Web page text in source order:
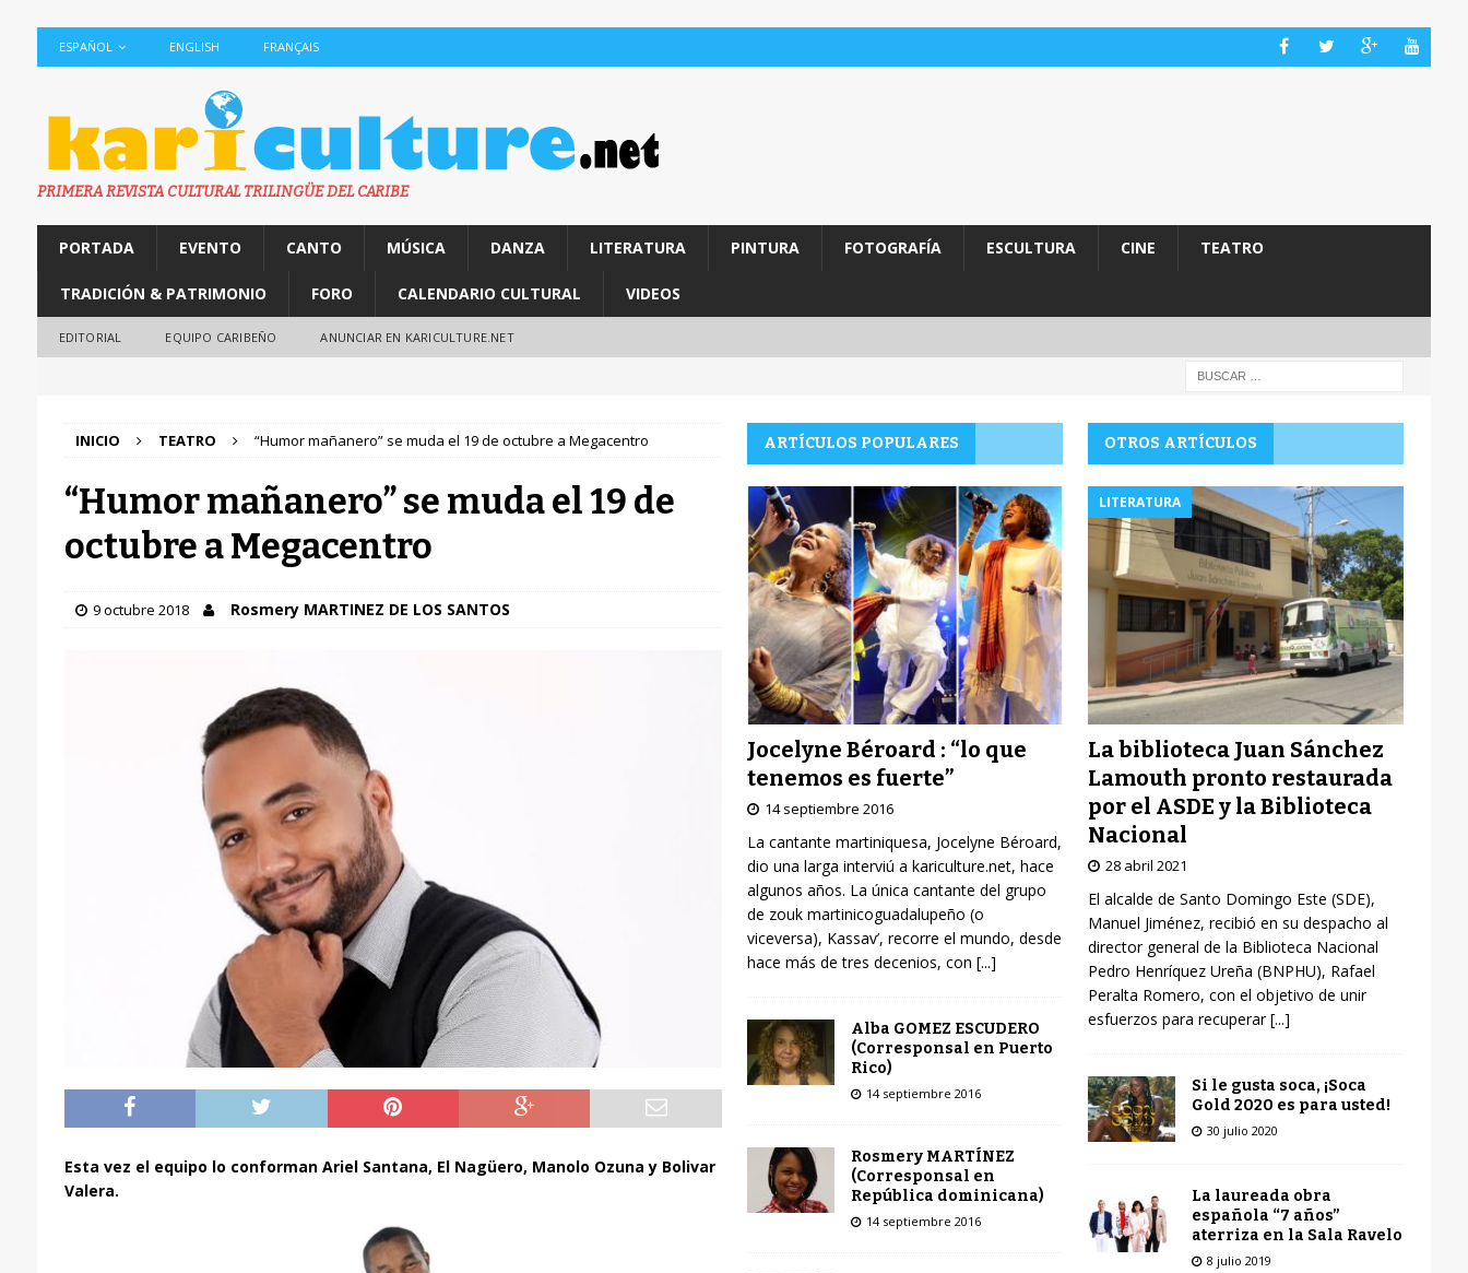
ESPAÑOL ENGLISH FRANÇAIS
PRIMERA REVISTA CULTURAL TRILINGÜE DEL CARIBE
PORTADA EVENTO CANTO MÚSICA DANZA LITERATURA PINTURA FOTOGRAFÍA ESCULTURA CINE TEATRO
TRADICIÓN & PATRIMONIO FORO CALENDARIO CULTURAL VIDEOS
EDITORIAL EQUIPO CARIBEÑO ANUNCIAR EN KARICULTURE.NET
INICIO TEATRO “Humor mañanero” se muda el 19 de octubre a Megacentro
“Humor mañanero” se muda el 19 de
octubre a Megacentro
9 octubre 2018 Rosmery MARTINEZ DE LOS SANTOS
Esta vez el equipo lo conforman Ariel Santana, El Nagüero, Manolo Ozuna y Bolivar
Valera.
ARTÍCULOS POPULARES
Jocelyne Béroard : “lo que
tenemos es fuerte”
14 septiembre 2016
La cantante martiniquesa, Jocelyne Béroard,
dio una larga interviú a kariculture.net, hace
algunos años. La única cantante del grupo
de zouk martinicoguadalupeño (o
viceversa), Kassav’, recorre el mundo, desde
hace más de tres decenios, con [...]
Alba GOMEZ ESCUDERO
(Corresponsal en Puerto
Rico)
14 septiembre 2016
Rosmery MARTÍNEZ
(Corresponsal en
República dominicana)
14 septiembre 2016
OTROS ARTÍCULOS
LITERATURA
La biblioteca Juan Sánchez
Lamouth pronto restaurada
por el ASDE y la Biblioteca
Nacional
28 abril 2021
El alcalde de Santo Domingo Este (SDE),
Manuel Jiménez, recibió en su despacho al
director general de la Biblioteca Nacional
Pedro Henríquez Ureña (BNPHU), Rafael
Peralta Romero, con el objetivo de unir
esfuerzos para recuperar[...]
Si le gusta soca, ¡Soca
Gold 2020 es para usted!
30 julio 2020
La laureada obra
española “7 años”
aterriza en la Sala Ravelo
8 julio 2019